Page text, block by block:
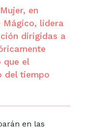
en
Mágico, lidera
dirigidas a
que el
del tiempo
en las